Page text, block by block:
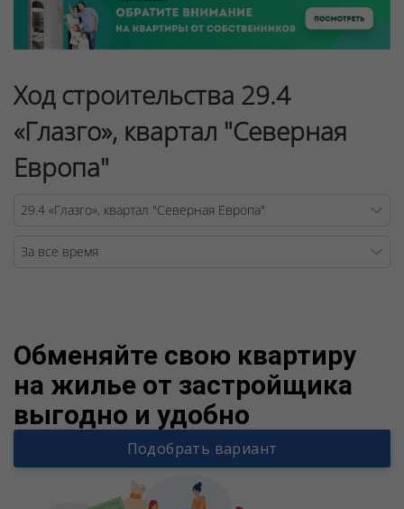
Ход строительства 29.4
«Глазго», квартал "Северная
Европа"
Обменяйте свою квартиру
на жилье от застройщика
выгодно и удобно
Подобрать вариант